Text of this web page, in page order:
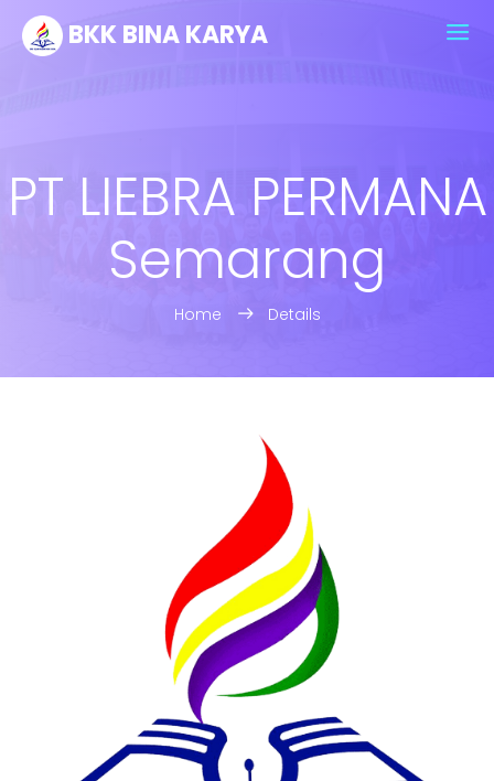
BKK BINA KARYA
PT LIEBRA PERMANA
Semarang
Home Details